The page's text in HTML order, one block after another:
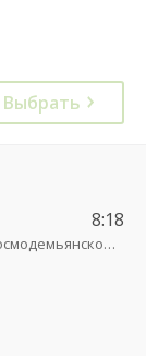
Выбрать
8:18
Памятник А.Космодемьянскому(Балтийское шоссе) трасса